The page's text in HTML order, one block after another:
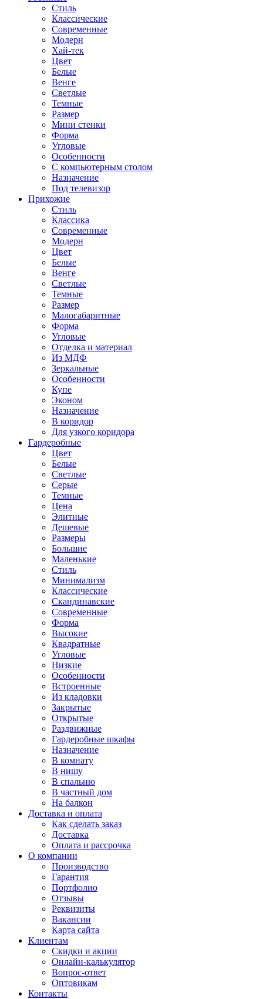
Стиль
Классические
Современные
Модерн
Хай-тек
Цвет
Белые
Венге
Светлые
Темные
Размер
Мини стенки
Форма
Угловые
Особенности
С компьютерным столом
Назначение
Под телевизор
Прихожие
Стиль
Классика
Современные
Модерн
Цвет
Белые
Венге
Светлые
Темные
Размер
Малогабаритные
Форма
Угловые
Отделка и материал
Из МДФ
Зеркальные
Особенности
Купе
Эконом
Назначение
В коридор
Для узкого коридора
Гардеробные
Цвет
Белые
Светлые
Серые
Темные
Цена
Элитные
Дешевые
Размеры
Большие
Маленькие
Стиль
Минимализм
Классические
Скандинавские
Современные
Форма
Высокие
Квадратные
Угловые
Низкие
Особенности
Встроенные
Из кладовки
Закрытые
Открытые
Раздвижные
Гардеробные шкафы
Назначение
В комнату
В нишу
В спальню
В частный дом
На балкон
Доставка и оплата
Как сделать заказ
Доставка
Оплата и рассрочка
О компании
Производство
Гарантия
Портфолио
Отзывы
Реквизиты
Вакансии
Карта сайта
Клиентам
Скидки и акции
Онлайн-калькулятор
Вопрос-ответ
Оптовикам
Контакты